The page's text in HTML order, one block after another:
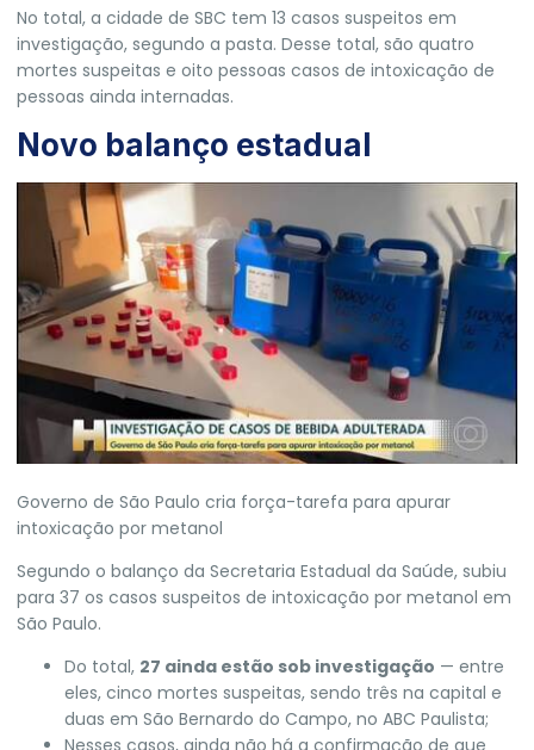
No total, a cidade de SBC tem 13 casos suspeitos em
investigação, segundo a pasta. Desse total, são quatro
mortes suspeitas e oito pessoas casos de intoxicação de
pessoas ainda internadas.
Novo balanço estadual
Governo de São Paulo cria força-tarefa para apurar
intoxicação por metanol
Segundo o balanço da Secretaria Estadual da Saúde, subiu
para 37 os casos suspeitos de intoxicação por metanol em
São Paulo.
Do total, 27 ainda estão sob investigação — entre
eles, cinco mortes suspeitas, sendo três na capital e
duas em São Bernardo do Campo, no ABC Paulista;